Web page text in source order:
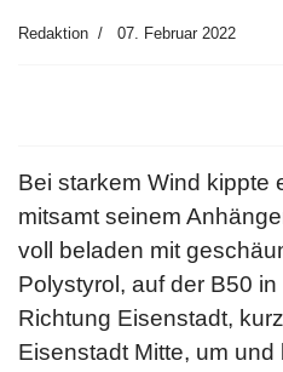
Redaktion 07. Februar 2022
Bei starkem Wind kippte
mitsamt seinem
voll beladen mit
Polystyrol, auf der B50 in
Richtung Eisenstadt,
Eisenstadt Mitte, um und